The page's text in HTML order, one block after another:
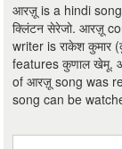
आरज़ू is a hindi
क्लिंटन सेरेजो. आरज़ू
writer is राकेश कुमार
features कुणाल खेमू.
of आरज़ू song was
song can be